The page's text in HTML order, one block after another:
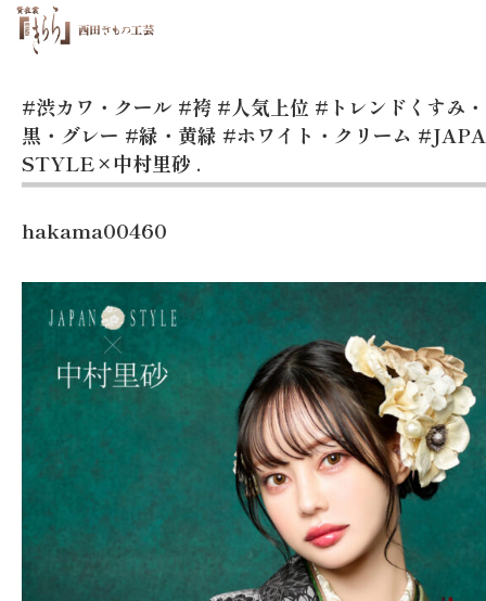
#渋カワ・クール #袴 #人気上位 #トレンドくすみ
黒・グレー #緑・黄緑 #ホワイト・クリーム
STYLE×中村里砂 .
hakama00460